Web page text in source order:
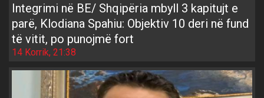
Integrimi në BE/ Shqipëria mbyll 3 kapitujt e
parë, Klodiana Spahiu: Objektiv 10 deri në fund
të vitit, po punojmë fort
14 Korrik, 21:38